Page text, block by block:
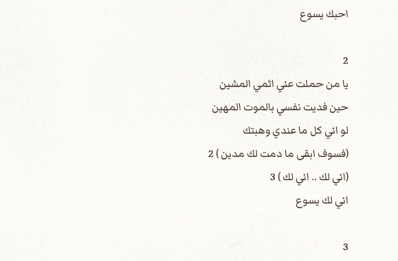
احبك يسوع
2
يا من حملت عني اثمي المشين
حين فديت نفسي بالموت المهين
لو اني كل ما عندي وهبتك
(فسوف ابقى ما دمت لك مدين ) 2
(اني لك .. اني لك ) 3
اني لك يسوع
3